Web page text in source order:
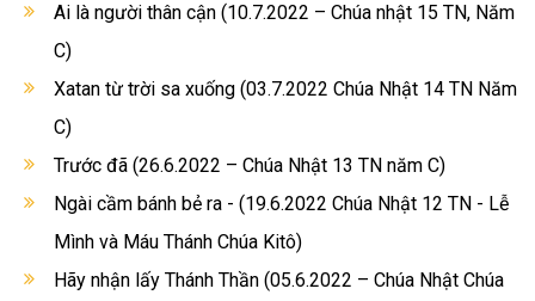
Ai là người thân cận (10.7.2022 – Chúa nhật 15 TN, Năm
C)
Xatan từ trời sa xuống (03.7.2022 Chúa Nhật 14 TN Năm
C)
Trước đã (26.6.2022 – Chúa Nhật 13 TN năm C)
Ngài cầm bánh bẻ ra - (19.6.2022 Chúa Nhật 12 TN - Lễ
Mình và Máu Thánh Chúa Kitô)
Hãy nhận lấy Thánh Thần (05.6.2022 – Chúa Nhật Chúa